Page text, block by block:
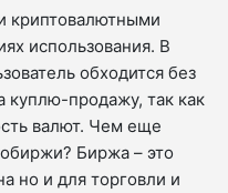
криптовалютными
использования. В
обходится без
куплю-продажу, так как
валют. Чем еще
Биржа – это
но и для торговли и